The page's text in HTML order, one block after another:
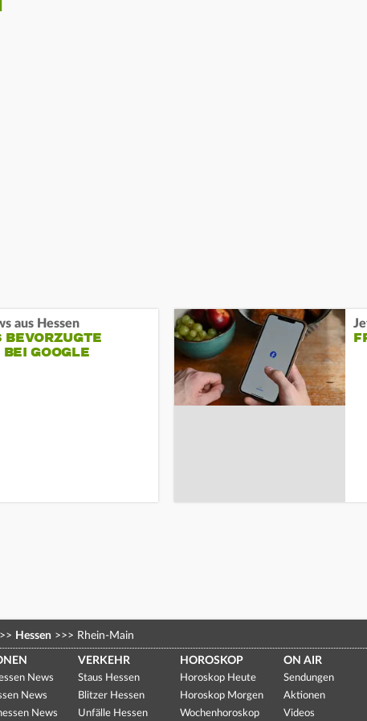
aus Hessen
BEVORZUGTE
GOOGLE
Hessen >>> Rhein-Main
News
News
News
VERKEHR
Staus Hessen
Blitzer Hessen
Unfälle Hessen
HOROSKOP
Horoskop Heute
Horoskop Morgen
Wochenhoroskop
ON AIR
Sendungen
Aktionen
Videos